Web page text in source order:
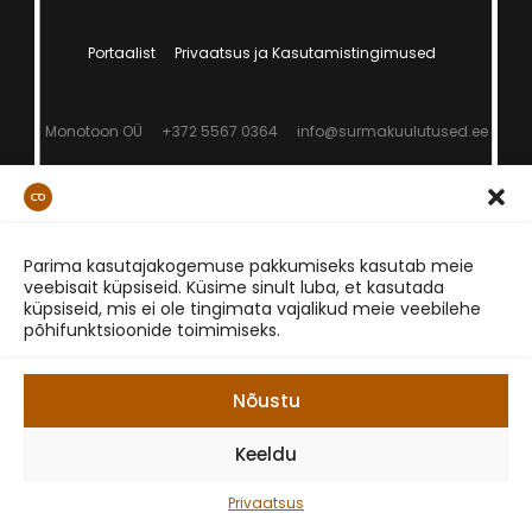
Parima kasutajakogemuse pakkumiseks kasutab meie
veebisait küpsiseid. Küsime sinult luba, et kasutada
küpsiseid, mis ei ole tingimata vajalikud meie veebilehe
põhifunktsioonide toimimiseks.
Nõustu
Keeldu
Privaatsus
Portaalist Privaatsus ja Kasutamistingimused
Monotoon OÜ +372 5567 0364 info@surmakuulutused.ee